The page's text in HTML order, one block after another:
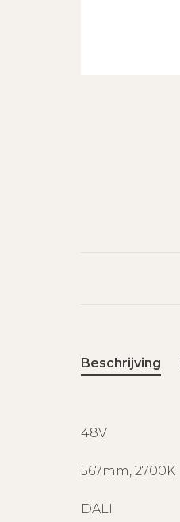
Beschrijving
48V
567mm, 2700K
DALI